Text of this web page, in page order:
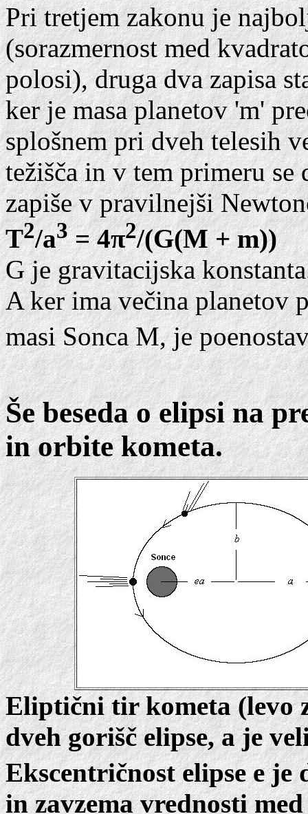
Pri tretjem zakonu je
(sorazmernost med
polosi), druga dva zapisa
ker je masa planetov 'm'
splošnem pri dveh telesih
težišča in v tem primeru
zapiše v pravilnejši
T2/a3= 4π2/(G(M + m))
G je gravitacijska
A ker ima večina planetov
masi Sonca M, je
Še beseda o elipsi na
in orbite kometa.
Eliptični tir kometa (levo
dveh gorišč elipse, a je
Ekscentričnost elipse e
in zavzema vrednosti